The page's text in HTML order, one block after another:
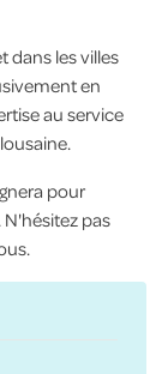
dans les villes
en
au service
pour
pas